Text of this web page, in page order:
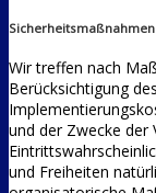
Sicherheitsmaßnahmen
Wir treffen nach
Berücksichtigung
und der Zwecke der
und Freiheiten